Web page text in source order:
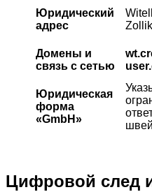
Юридический
адрес
Домены и
связь с сетью
Юридическая
форма
«GmbH»
Цифровой след